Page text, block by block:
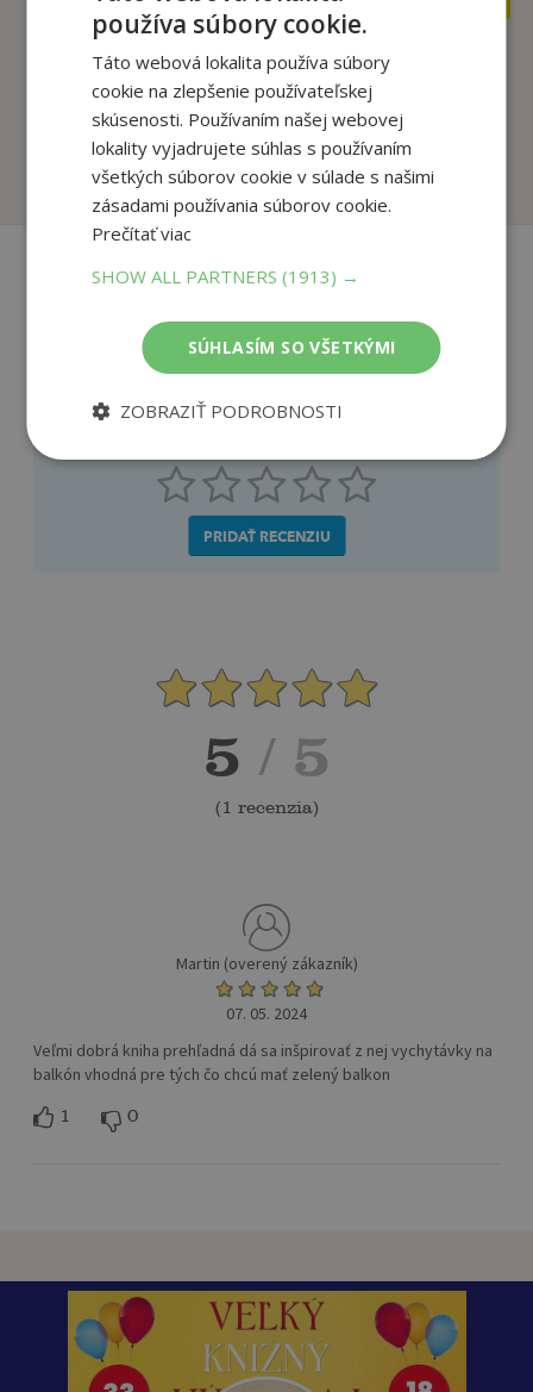
Herbár alebo od
alchemilky po
Bednářová Jaroslava
Na sklade
Guinness World
Records 2026
Kolektív autorov
Na sklade
Recenzie čitateľov
Napíšte recenziu a môžete vyhrať
PRIDAŤ RECENZIU
5 / 5
(1 recenzia)
Martin (overený zákazník)
07. 05. 2024
Veľmi dobrá kniha prehľadná dá sa inšpirovať z nej vychytávky na
balkón vhodná pre tých čo chcú mať zelený balkon
1 0
používa súbory cookie.
Táto webová lokalita používa súbory
cookie na zlepšenie používateľskej
skúsenosti. Používaním našej webovej
lokality vyjadrujete súhlas s používaním
všetkých súborov cookie v súlade s našimi
zásadami používania súborov cookie.
Prečítať viac
SHOW ALL PARTNERS(1913) →
SÚHLASÍM SO VŠETKÝMI
ZOBRAZIŤ PODROBNOSTI